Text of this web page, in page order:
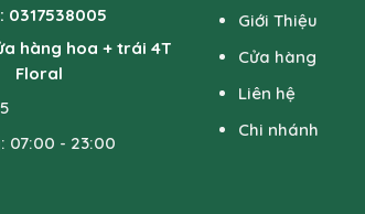
0317538005
hàng hoa + trái 4T
Floral
07:00 - 23:00
Giới Thiệu
Cửa hàng
Liên hệ
Chi nhánh